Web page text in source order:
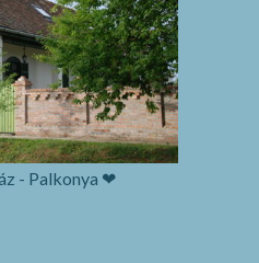
- Palkonya ❤